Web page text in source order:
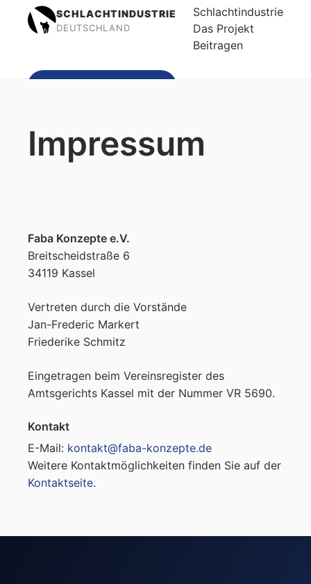
SCHLACHTINDUSTRIE
DEUTSCHLAND
Schlachtindustrie
Das Projekt
Beitragen
Impressum
Faba Konzepte e.V.
Breitscheidstraße 6
34119 Kassel
Vertreten durch die Vorstände
Jan-Frederic Markert
Friederike Schmitz
Eingetragen beim Vereinsregister des
Amtsgerichts Kassel mit der Nummer VR 5690.
Kontakt
E-Mail: kontakt@faba-konzepte.de
Weitere Kontaktmöglichkeiten finden Sie auf der
Kontaktseite.